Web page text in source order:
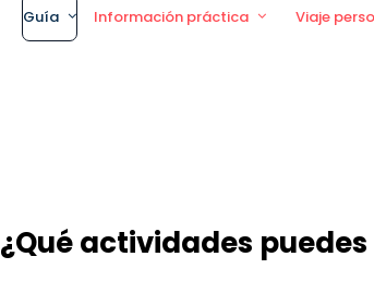
Guía Información práctica Viaje
¿Qué actividades